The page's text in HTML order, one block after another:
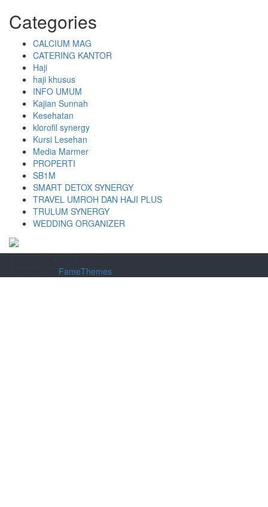
Categories
CALCIUM MAG
CATERING KANTOR
Haji
haji khusus
INFO UMUM
Kajian Sunnah
Kesehatan
klorofil synergy
Kursi Lesehan
Media Marmer
PROPERTI
SB1M
SMART DETOX SYNERGY
TRAVEL UMROH DAN HAJI PLUS
TRULUM SYNERGY
WEDDING ORGANIZER
FameThemes